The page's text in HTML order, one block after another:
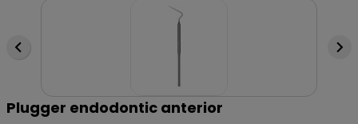
Plugger endodontic anterior